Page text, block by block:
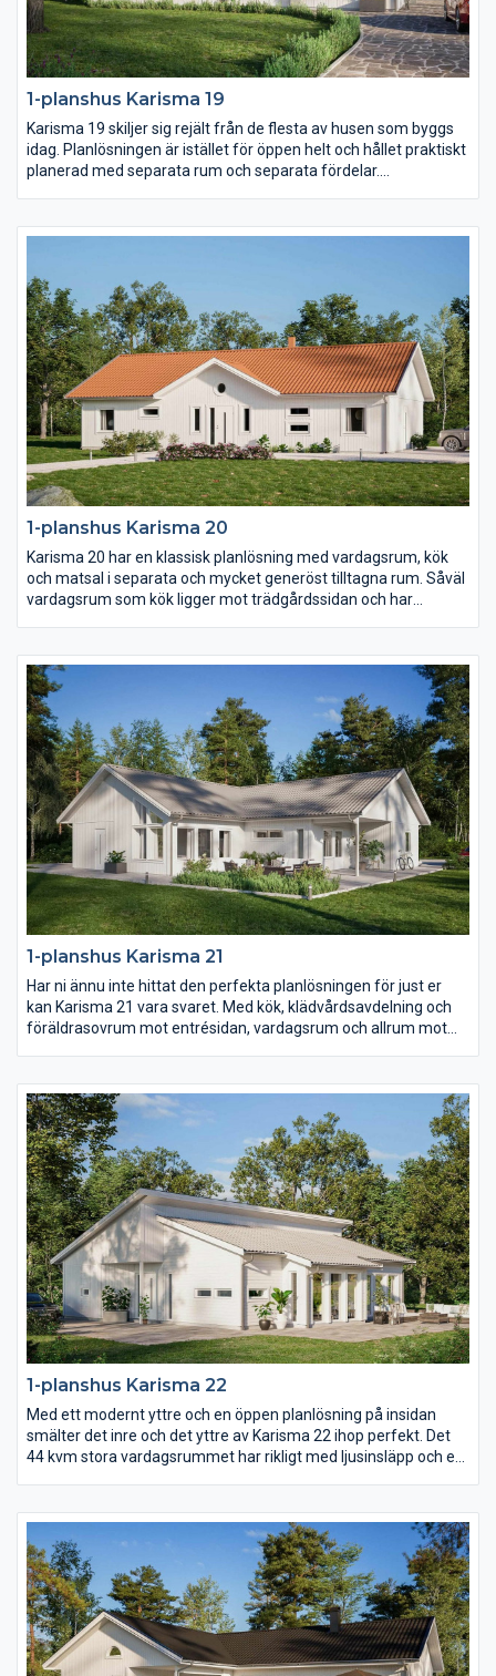
1-planshus Karisma 19
Karisma 19 skiljer sig rejält från de flesta av husen som byggs
idag. Planlösningen är istället för öppen helt och hållet praktiskt
planerad med separata rum och separata fördelar.
en egen passage ligger de två barn- och ungdomssovrummen
1-planshus Karisma 20
Karisma 20 har en klassisk planlösning med vardagsrum, kök
och matsal i separata och mycket generöst tilltagna rum. Såväl
vardagsrum som kök ligger mot trädgårdssidan och har
fån carport eller garage.
1-planshus Karisma 21
Har ni ännu inte hittat den perfekta planlösningen för just er
kan Karisma 21 vara svaret. Med kök, klädvårdsavdelning och
föräldrasovrum mot entrésidan, vardagsrum och allrum mot
ungdomssovrummen har dessutom ett eget gemensamt
badrum samt allrum.
1-planshus Karisma 22
Med ett modernt yttre och en öppen planlösning på insidan
smälter det inre och det yttre av Karisma 22 ihop perfekt. Det
44 kvm stora vardagsrummet har rikligt med ljusinsläpp och ett
långsidan är Karisma 22 ritat för er med vacker utsikt över skog
och mark, vattendrag eller varför inte en fantastiskt mysig
trädgård?